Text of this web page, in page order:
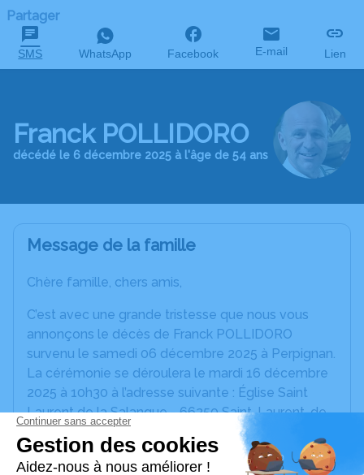
Partager
SMS WhatsApp Facebook E-mail Lien
Franck POLLIDORO
décédé le 6 décembre 2025 à l'âge de 54 ans
Message de la famille
Chère famille, chers amis,
C’est avec une grande tristesse que nous vous
annonçons le décès de Franck POLLIDORO
survenu le samedi 06 décembre 2025 à Perpignan.
La cérémonie se déroulera le mardi 16 décembre
2025 à 10h30 à l’adresse suivante : Église Saint
Laurent de la Salanque - 66250 Saint-Laurent-de-
la-Salanque.
Nous vous invitons à utiliser cet espace pour